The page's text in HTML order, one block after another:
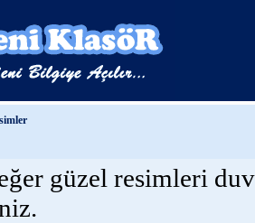
güzel resimleri